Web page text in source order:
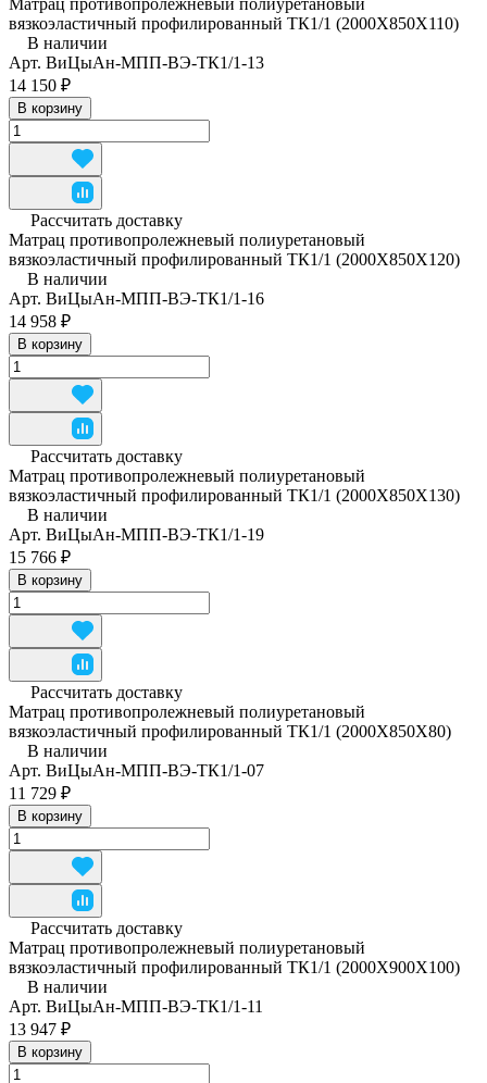
Матрац противопролежневый полиуретановый
вязкоэластичный профилированный ТК1/1 (2000Х850Х110)
В наличии
Арт. ВиЦыАн-МПП-ВЭ-ТК1/1-13
14 150 ₽
В корзину
Рассчитать доставку
Матрац противопролежневый полиуретановый
вязкоэластичный профилированный ТК1/1 (2000Х850Х120)
В наличии
Арт. ВиЦыАн-МПП-ВЭ-ТК1/1-16
14 958 ₽
В корзину
Рассчитать доставку
Матрац противопролежневый полиуретановый
вязкоэластичный профилированный ТК1/1 (2000Х850Х130)
В наличии
Арт. ВиЦыАн-МПП-ВЭ-ТК1/1-19
15 766 ₽
В корзину
Рассчитать доставку
Матрац противопролежневый полиуретановый
вязкоэластичный профилированный ТК1/1 (2000Х850Х80)
В наличии
Арт. ВиЦыАн-МПП-ВЭ-ТК1/1-07
11 729 ₽
В корзину
Рассчитать доставку
Матрац противопролежневый полиуретановый
вязкоэластичный профилированный ТК1/1 (2000Х900Х100)
В наличии
Арт. ВиЦыАн-МПП-ВЭ-ТК1/1-11
13 947 ₽
В корзину